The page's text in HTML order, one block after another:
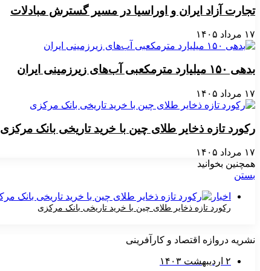
تجارت آزاد ایران و اوراسیا در مسیر گسترش مبادلات
۱۷ مرداد ۱۴۰۵
بدهی ۱۵۰ میلیارد مترمکعبی آب‌های زیرزمینی ایران
۱۷ مرداد ۱۴۰۵
رکورد تازه ذخایر طلای چین با خرید تاریخی بانک مرکزی
۱۷ مرداد ۱۴۰۵
همچنین بخوانید
بستن
اخبار
رکورد تازه ذخایر طلای چین با خرید تاریخی بانک مرکزی
نشریه دروازه اقتصاد و کارآفرینی
۲ اردیبهشت ۱۴۰۳